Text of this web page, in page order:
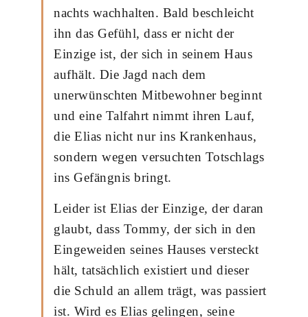
nachts wachhalten. Bald beschleicht
ihn das Gefühl, dass er nicht der
Einzige ist, der sich in seinem Haus
aufhält. Die Jagd nach dem
unerwünschten Mitbewohner beginnt
und eine Talfahrt nimmt ihren Lauf,
die Elias nicht nur ins Krankenhaus,
sondern wegen versuchten Totschlags
ins Gefängnis bringt.
Leider ist Elias der Einzige, der daran
glaubt, dass Tommy, der sich in den
Eingeweiden seines Hauses versteckt
hält, tatsächlich existiert und dieser
die Schuld an allem trägt, was passiert
ist. Wird es Elias gelingen, seine